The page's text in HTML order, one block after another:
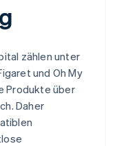
zählen unter
und Oh My
Produkte über
Daher